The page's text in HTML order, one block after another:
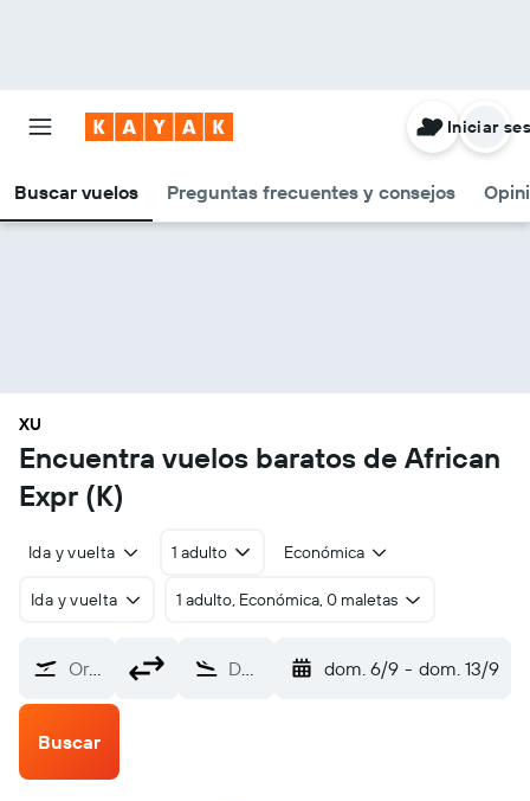
Buscar vuelos Preguntas frecuentes y consejos
Iniciar
XU
Encuentra vuelos baratos de African
Expr (K)
Ida y vuelta 1 adulto Económica
Ida y vuelta 1 adulto, Económica, 0 maletas
Origen Destino dom. 6/9 - dom. 13/9
Buscar